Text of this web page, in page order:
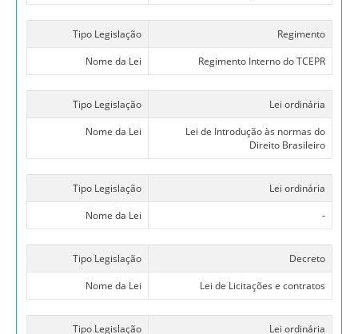
Tipo Legislação
Regimento
Nome da Lei
Regimento Interno do TCEPR
Tipo Legislação
Lei ordinária
Nome da Lei
Lei de Introdução às normas do
Direito Brasileiro
Tipo Legislação
Lei ordinária
Nome da Lei
-
Tipo Legislação
Decreto
Nome da Lei
Lei de Licitações e contratos
Tipo Legislação Lei ordinária